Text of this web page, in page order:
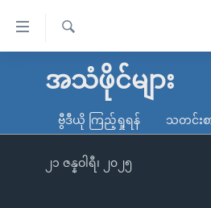
လွယ်ကူ
သည့်
မူလစာမျက်နှာ
ကမ္ဘာ့သတင်းများ
နိုင်ငံတကာ
ရ
အသံဖိုင်များ
ဗွီဒီယို ကြည့်ရှုရန် သတင်းစ
၂၁ ဇန္နဝါရီ၊ ၂၀၂၅